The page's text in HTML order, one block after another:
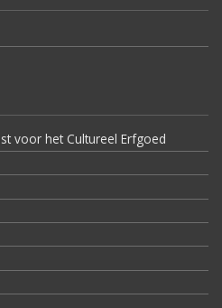
voor het Cultureel Erfgoed